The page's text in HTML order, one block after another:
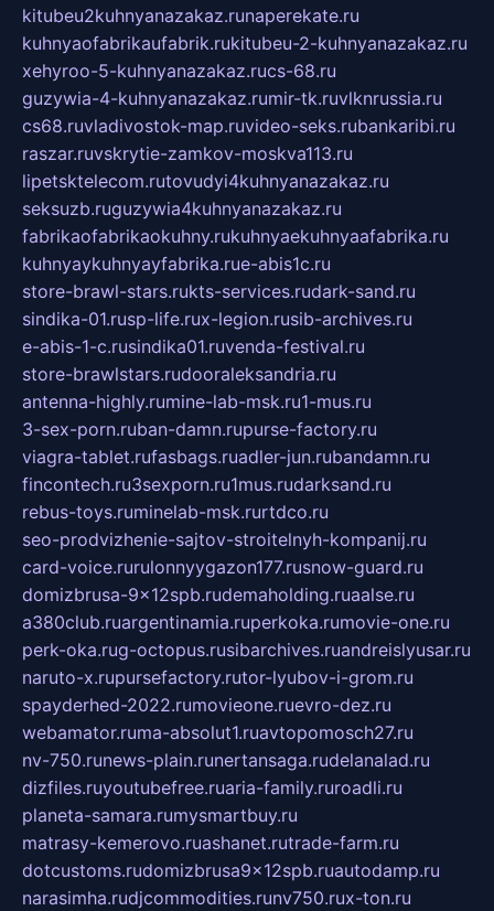
kitubeu2kuhnyanazakaz.runaperekate.ru
kuhnyaofabrikaufabrik.rukitubeu-2-kuhnyanazakaz.ru
xehyroo-5-kuhnyanazakaz.rucs-68.ru
guzywia-4-kuhnyanazakaz.rumir-tk.ruvlknrussia.ru
cs68.ruvladivostok-map.ruvideo-seks.rubankaribi.ru
raszar.ruvskrytie-zamkov-moskva113.ru
lipetsktelecom.rutovudyi4kuhnyanazakaz.ru
seksuzb.ruguzywia4kuhnyanazakaz.ru
fabrikaofabrikaokuhny.rukuhnyaekuhnyaafabrika.ru
kuhnyaykuhnyayfabrika.rue-abis1c.ru
store-brawl-stars.rukts-services.rudark-sand.ru
sindika-01.rusp-life.rux-legion.rusib-archives.ru
e-abis-1-c.rusindika01.ruvenda-festival.ru
store-brawlstars.rudooraleksandria.ru
antenna-highly.rumine-lab-msk.ru1-mus.ru
3-sex-porn.ruban-damn.rupurse-factory.ru
viagra-tablet.rufasbags.ruadler-jun.rubandamn.ru
fincontech.ru3sexporn.ru1mus.rudarksand.ru
rebus-toys.ruminelab-msk.rurtdco.ru
seo-prodvizhenie-sajtov-stroitelnyh-kompanij.ru
card-voice.rurulonnyygazon177.rusnow-guard.ru
domizbrusa-9x12spb.rudemaholding.ruaalse.ru
a380club.ruargentinamia.ruperkoka.rumovie-one.ru
perk-oka.rug-octopus.rusibarchives.ruandreislyusar.ru
naruto-x.rupursefactory.rutor-lyubov-i-grom.ru
spayderhed-2022.rumovieone.ruevro-dez.ru
webamator.ruma-absolut1.ruavtopomosch27.ru
nv-750.runews-plain.runertansaga.rudelanalad.ru
dizfiles.ruyoutubefree.ruaria-family.ruroadli.ru
planeta-samara.rumysmartbuy.ru
matrasy-kemerovo.ruashanet.rutrade-farm.ru
dotcustoms.rudomizbrusa9x12spb.ruautodamp.ru
narasimha.rudjcommodities.runv750.rux-ton.ru